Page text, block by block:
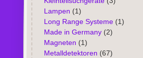
Lampen (1)
Long Range Systeme(1)
Made in Germany(2)
Magneten (1)
Metalldetektoren (67)